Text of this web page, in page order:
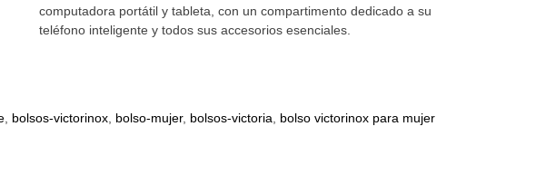
computadora portátil y tableta, con un compartimento dedicado a su
teléfono inteligente y todos sus accesorios esenciales.
bolsos-victorinox bolso-mujer bolsos-victoria
bolso victorinox para mujer